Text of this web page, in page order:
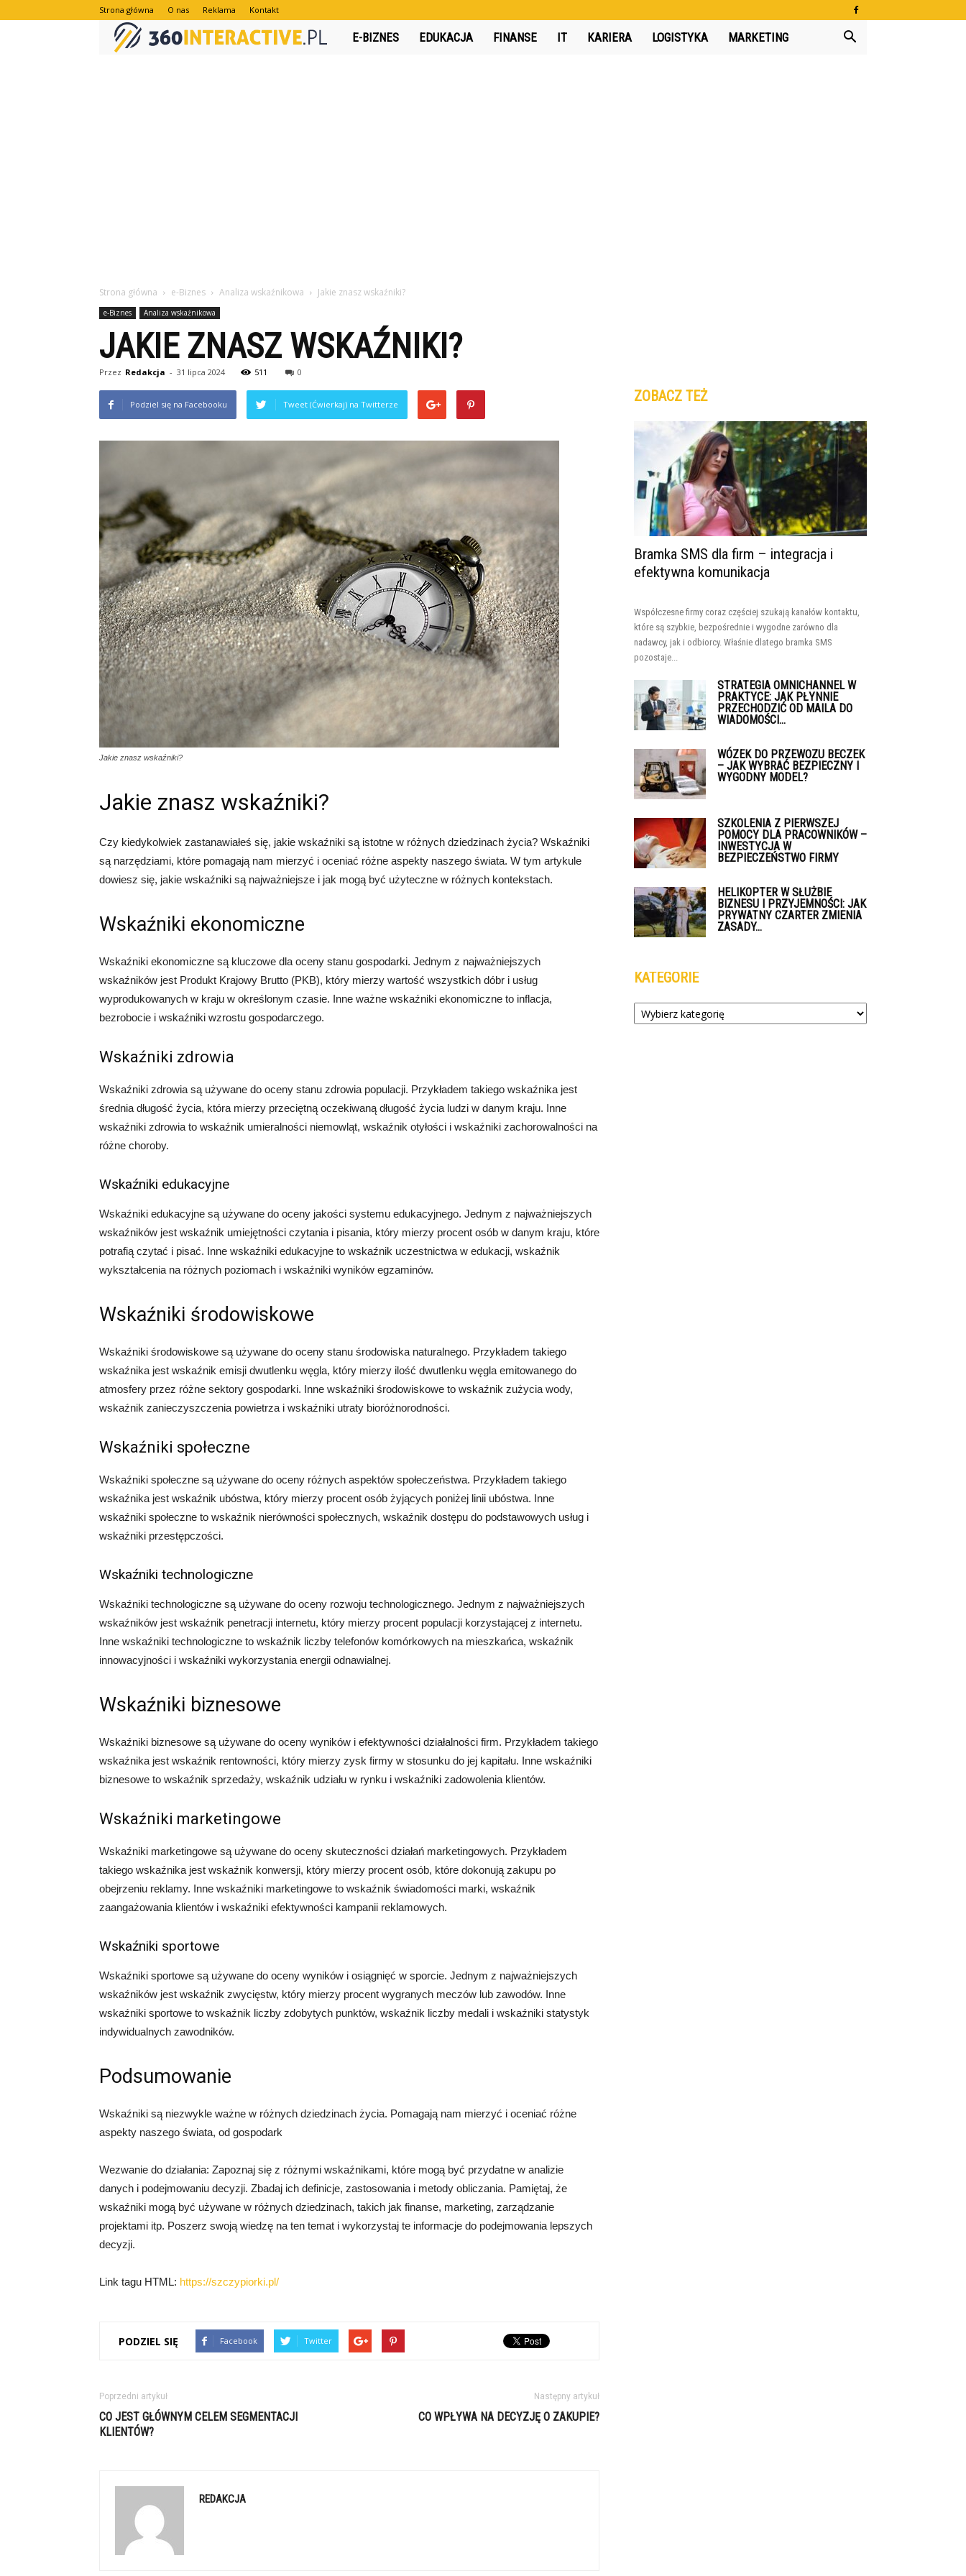
Strona główna O nas Reklama Kontakt
360interactive.pl
E-BIZNES EDUKACJA FINANSE IT KARIERA LOGISTYKA MARKETING
Strona główna e-Biznes Analiza wskaźnikowa Jakie znasz wskaźniki?
e-Biznes Analiza wskaźnikowa
JAKIE ZNASZ WSKAŹNIKI?
Przez Redakcja - 31 lipca 2024 511 0
Podziel się na Facebooku Tweet (Ćwierkaj) na Twitterze
Jakie znasz wskaźniki?
Jakie znasz wskaźniki?
Czy kiedykolwiek zastanawiałeś się, jakie wskaźniki są istotne w różnych dziedzinach życia? Wskaźniki
są narzędziami, które pomagają nam mierzyć i oceniać różne aspekty naszego świata. W tym artykule
dowiesz się, jakie wskaźniki są najważniejsze i jak mogą być użyteczne w różnych kontekstach.
Wskaźniki ekonomiczne
Wskaźniki ekonomiczne są kluczowe dla oceny stanu gospodarki. Jednym z najważniejszych
wskaźników jest Produkt Krajowy Brutto (PKB), który mierzy wartość wszystkich dóbr i usług
wyprodukowanych w kraju w określonym czasie. Inne ważne wskaźniki ekonomiczne to inflacja,
bezrobocie i wskaźniki wzrostu gospodarczego.
Wskaźniki zdrowia
Wskaźniki zdrowia są używane do oceny stanu zdrowia populacji. Przykładem takiego wskaźnika jest
średnia długość życia, która mierzy przeciętną oczekiwaną długość życia ludzi w danym kraju. Inne
wskaźniki zdrowia to wskaźnik umieralności niemowląt, wskaźnik otyłości i wskaźniki zachorowalności na
różne choroby.
Wskaźniki edukacyjne
Wskaźniki edukacyjne są używane do oceny jakości systemu edukacyjnego. Jednym z najważniejszych
wskaźników jest wskaźnik umiejętności czytania i pisania, który mierzy procent osób w danym kraju, które
potrafią czytać i pisać. Inne wskaźniki edukacyjne to wskaźnik uczestnictwa w edukacji, wskaźnik
wykształcenia na różnych poziomach i wskaźniki wyników egzaminów.
Wskaźniki środowiskowe
Wskaźniki środowiskowe są używane do oceny stanu środowiska naturalnego. Przykładem takiego
wskaźnika jest wskaźnik emisji dwutlenku węgla, który mierzy ilość dwutlenku węgla emitowanego do
atmosfery przez różne sektory gospodarki. Inne wskaźniki środowiskowe to wskaźnik zużycia wody,
wskaźnik zanieczyszczenia powietrza i wskaźniki utraty bioróżnorodności.
Wskaźniki społeczne
Wskaźniki społeczne są używane do oceny różnych aspektów społeczeństwa. Przykładem takiego
wskaźnika jest wskaźnik ubóstwa, który mierzy procent osób żyjących poniżej linii ubóstwa. Inne
wskaźniki społeczne to wskaźnik nierówności społecznych, wskaźnik dostępu do podstawowych usług i
wskaźniki przestępczości.
Wskaźniki technologiczne
Wskaźniki technologiczne są używane do oceny rozwoju technologicznego. Jednym z najważniejszych
wskaźników jest wskaźnik penetracji internetu, który mierzy procent populacji korzystającej z internetu.
Inne wskaźniki technologiczne to wskaźnik liczby telefonów komórkowych na mieszkańca, wskaźnik
innowacyjności i wskaźniki wykorzystania energii odnawialnej.
Wskaźniki biznesowe
Wskaźniki biznesowe są używane do oceny wyników i efektywności działalności firm. Przykładem takiego
wskaźnika jest wskaźnik rentowności, który mierzy zysk firmy w stosunku do jej kapitału. Inne wskaźniki
biznesowe to wskaźnik sprzedaży, wskaźnik udziału w rynku i wskaźniki zadowolenia klientów.
Wskaźniki marketingowe
Wskaźniki marketingowe są używane do oceny skuteczności działań marketingowych. Przykładem
takiego wskaźnika jest wskaźnik konwersji, który mierzy procent osób, które dokonują zakupu po
obejrzeniu reklamy. Inne wskaźniki marketingowe to wskaźnik świadomości marki, wskaźnik
zaangażowania klientów i wskaźniki efektywności kampanii reklamowych.
Wskaźniki sportowe
Wskaźniki sportowe są używane do oceny wyników i osiągnięć w sporcie. Jednym z najważniejszych
wskaźników jest wskaźnik zwycięstw, który mierzy procent wygranych meczów lub zawodów. Inne
wskaźniki sportowe to wskaźnik liczby zdobytych punktów, wskaźnik liczby medali i wskaźniki statystyk
indywidualnych zawodników.
Podsumowanie
Wskaźniki są niezwykle ważne w różnych dziedzinach życia. Pomagają nam mierzyć i oceniać różne
aspekty naszego świata, od gospodark
Wezwanie do działania: Zapoznaj się z różnymi wskaźnikami, które mogą być przydatne w analizie
danych i podejmowaniu decyzji. Zbadaj ich definicje, zastosowania i metody obliczania. Pamiętaj, że
wskaźniki mogą być używane w różnych dziedzinach, takich jak finanse, marketing, zarządzanie
projektami itp. Poszerz swoją wiedzę na ten temat i wykorzystaj te informacje do podejmowania lepszych
decyzji.
Link tagu HTML: https://szczypiorki.pl/
PODZIEL SIĘ Facebook Twitter
Poprzedni artykuł
CO JEST GŁÓWNYM CELEM SEGMENTACJI
KLIENTÓW?
Następny artykuł
CO WPŁYWA NA DECYZJĘ O ZAKUPIE?
REDAKCJA
ZOBACZ TEŻ
Bramka SMS dla firm – integracja i
efektywna komunikacja
Współczesne firmy coraz częściej szukają kanałów kontaktu,
które są szybkie, bezpośrednie i wygodne zarówno dla
nadawcy, jak i odbiorcy. Właśnie dlatego bramka SMS
pozostaje...
STRATEGIA OMNICHANNEL W
PRAKTYCE: JAK PŁYNNIE
PRZECHODZIĆ OD MAILA DO
WIADOMOŚCI...
WÓZEK DO PRZEWOZU BECZEK
– JAK WYBRAĆ BEZPIECZNY I
WYGODNY MODEL?
SZKOLENIA Z PIERWSZEJ
POMOCY DLA PRACOWNIKÓW –
INWESTYCJA W
BEZPIECZEŃSTWO FIRMY
HELIKOPTER W SŁUŻBIE
BIZNESU I PRZYJEMNOŚCI: JAK
PRYWATNY CZARTER ZMIENIA
ZASADY...
KATEGORIE
Kategorie